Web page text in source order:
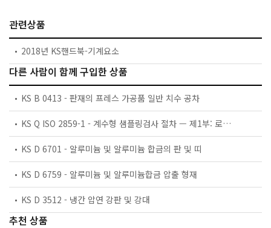
관련상품
2018년 KS핸드북-기계요소
다른 사람이 함께 구입한 상품
KS B 0413 - 판재의 프레스 가공품 일반 치수 공차
KS Q ISO 2859-1 - 계수형 샘플링검사 절차 — 제1부: 로트별 합격품질한계(AQL) 지표형 샘플링검사 방식
KS D 6701 - 알루미늄 및 알루미늄 합금의 판 및 띠
KS D 6759 - 알루미늄 및 알루미늄합금 압출 형재
KS D 3512 - 냉간 압연 강판 및 강대
추천 상품